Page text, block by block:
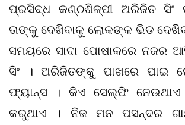
ପ୍ରସିଦ୍ଧ କଣ୍ଠଶିଳ୍ପୀ ଅରିଜିତ ସିଂ
ତାଙ୍କୁ ଦେଖିବାକୁ ଲୋକଙ୍କ ଭିଡ
ସମୟରେ ସାଦା ପୋଷାକରେ ନଜର
ସିଂ । ଅରିଜିତଙ୍କୁ ପାଖରେ ପାଇ
ଫ୍ୟାନ୍ସ । କିଏ ସେଲ୍ଫି
କରୁଥାଏ । ନିଜ ମନ ପସନ୍ଦର